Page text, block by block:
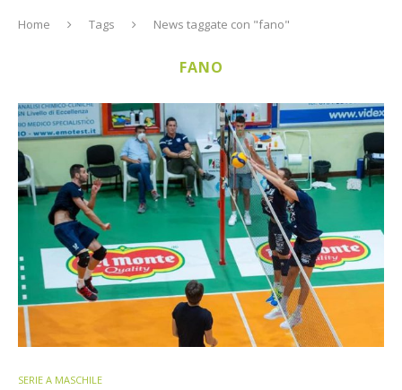
Home Tags News taggate con "fano"
FANO
SERIE A MASCHILE